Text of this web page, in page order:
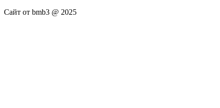
Сайт от bmb3 @ 2025